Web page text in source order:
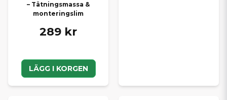
– Tätningsmassa &
monteringslim
289 kr
LÄGG I KORGEN